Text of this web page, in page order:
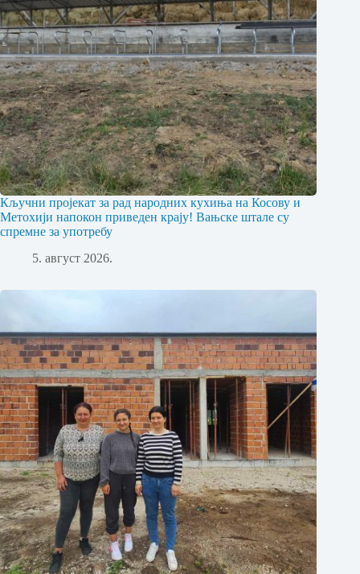
Кључни пројекат за рад народних кухиња на Косову и
Метохији напокон приведен крају! Вањске штале су
спремне за употребу
5. август 2026.